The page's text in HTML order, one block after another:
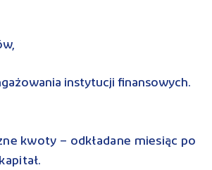
instytucji finansowych.
kwoty – odkładane miesiąc po